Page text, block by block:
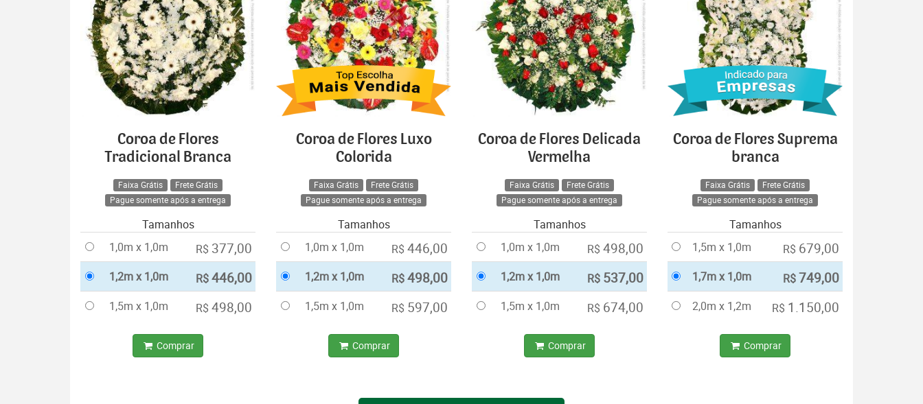
Coroa de Flores
Tradicional Branca
Faixa Grátis
Frete Grátis
Pague somente após a entrega
Tamanhos
1,0m x 1,0m
R$ 377,00
1,2m x 1,0m R$446,00
1,5m x 1,0m R$ 498,00
Comprar
Coroa de Flores Luxo
Colorida
Faixa Grátis
Frete Grátis
Pague somente após a entrega
Tamanhos
1,0m x 1,0m
R$ 446,00
1,2m x 1,0m R$498,00
1,5m x 1,0m R$ 597,00
Comprar
Coroa de Flores Delicada
Vermelha
Faixa Grátis
Frete Grátis
Pague somente após a entrega
Tamanhos
1,0m x 1,0m
R$ 498,00
1,2m x 1,0m R$ 537,00
1,5m x 1,0m R$ 674,00
Comprar
Coroa de Flores Suprema
branca
Faixa Grátis
Frete Grátis
Pague somente após a entrega
Tamanhos
1,5m x 1,0m
R$ 679,00
1,7m x 1,0m R$749,00
2,0m x 1,2m R$ 1.150,00
Comprar